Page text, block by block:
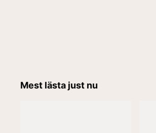
Mest lästa just nu